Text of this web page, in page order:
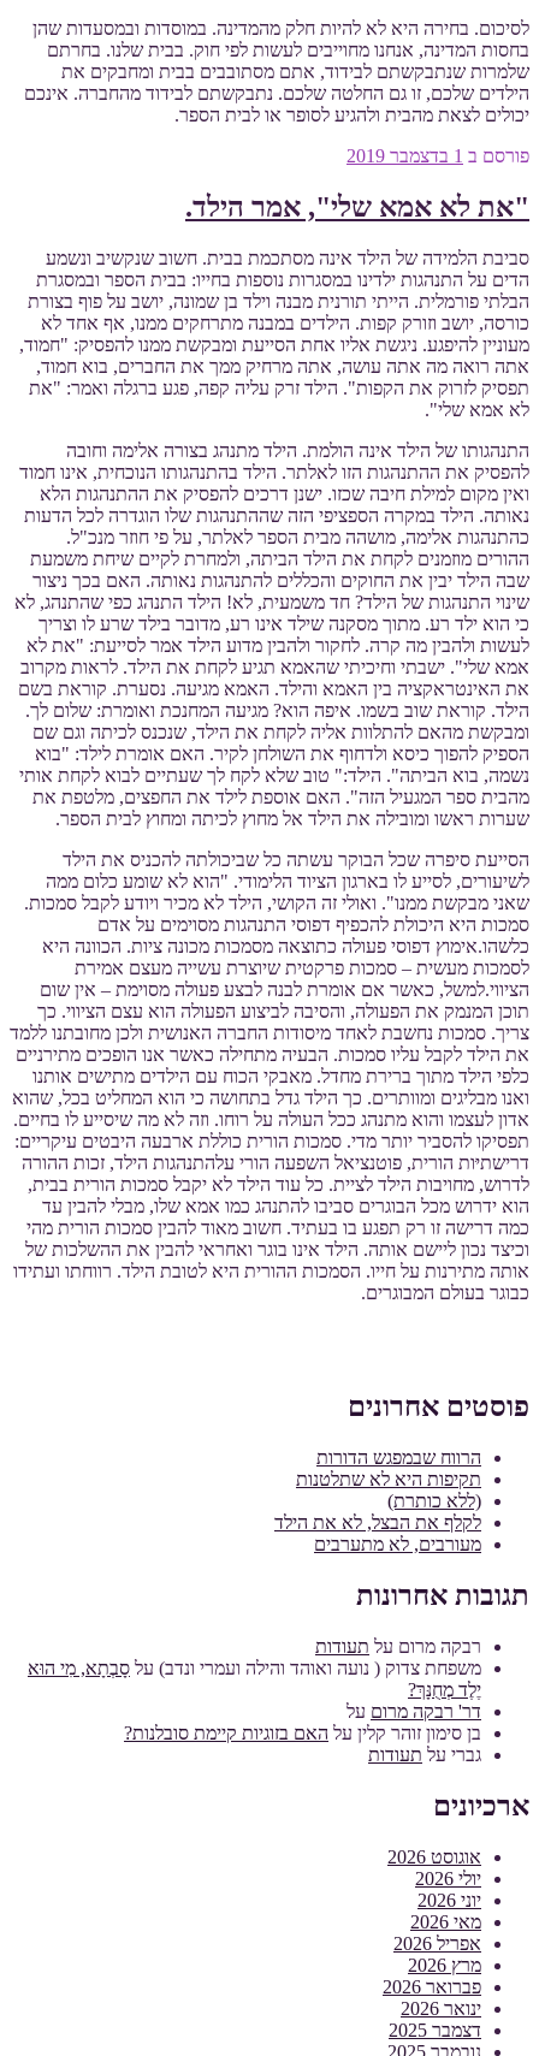
לסיכום. בחירה היא לא להיות חלק מהמדינה. במוסדות ובמסעדות שהן
בחסות המדינה, אנחנו מחוייבים לעשות לפי חוק. בבית שלנו. בחרתם
שלמרות שנתבקשתם לבידוד, אתם מסתובבים בבית ומחבקים את
הילדים שלכם, זו גם החלטה שלכם. נתבקשתם לבידוד מהחברה. אינכם
יכולים לצאת מהבית ולהגיע לסופר או לבית הספר.
פורסם ב 1 בדצמבר 2019
"את לא אמא שלי", אמר הילד.
סביבת הלמידה של הילד אינה מסתכמת בבית. חשוב שנקשיב ונשמע
הדים על התנהגות ילדינו במסגרות נוספות בחייו: בבית הספר ובמסגרת
הבלתי פורמלית. הייתי תורנית מבנה וילד בן שמונה, יושב על פוף בצורת
כורסה, יושב וזורק קפות. הילדים במבנה מתרחקים ממנו, אף אחד לא
מעוניין להיפגע. ניגשת אליו אחת הסייעת ומבקשת ממנו להפסיק: "חמוד,
אתה רואה מה אתה עושה, אתה מרחיק ממך את החברים, בוא חמוד,
תפסיק לזרוק את הקפות". הילד זרק עליה קפה, פגע ברגלה ואמר: "את
לא אמא שלי".
התנהגותו של הילד אינה הולמת. הילד מתנהג בצורה אלימה וחובה
להפסיק את ההתנהגות הזו לאלתר. הילד בהתנהגותו הנוכחית, אינו חמוד
ואין מקום למילת חיבה שכזו. ישנן דרכים להפסיק את ההתנהגות הלא
נאותה. הילד במקרה הספציפי הזה שההתנהגות שלו הוגדרה לכל הדעות
כהתנהגות אלימה, מושהה מבית הספר לאלתר, על פי חוזר מנכ"ל.
ההורים מוזמנים לקחת את הילד הביתה, ולמחרת לקיים שיחת משמעת
שבה הילד יבין את החוקים והכללים להתנהגות נאותה. האם בכך ניצור
שינוי התנהגות של הילד? חד משמעית, לא! הילד התנהג כפי שהתנהג, לא
כי הוא ילד רע. מתוך מסקנה שילד אינו רע, מדובר בילד שרע לו וצריך
לעשות ולהבין מה קרה. לחקור ולהבין מדוע הילד אמר לסייעת: "את לא
אמא שלי". ישבתי וחיכיתי שהאמא תגיע לקחת את הילד. לראות מקרוב
את האינטראקציה בין האמא והילד. האמא מגיעה. נסערת. קוראת בשם
הילד. קוראת שוב בשמו. איפה הוא? מגיעה המחנכת ואומרת: שלום לך.
ומבקשת מהאם להתלוות אליה לקחת את הילד, שנכנס לכיתה וגם שם
הספיק להפוך כיסא ולדחוף את השולחן לקיר. האם אומרת לילד: "בוא
נשמה, בוא הביתה". הילד:" טוב שלא לקח לך שעתיים לבוא לקחת אותי
מהבית ספר המגעיל הזה". האם אוספת לילד את החפצים, מלטפת את
שערות ראשו ומובילה את הילד אל מחוץ לכיתה ומחוץ לבית הספר.
הסייעת סיפרה שכל הבוקר עשתה כל שביכולתה להכניס את הילד
לשיעורים, לסייע לו בארגון הציוד הלימודי. "הוא לא שומע כלום ממה
שאני מבקשת ממנו". ואולי זה הקושי, הילד לא מכיר ויודע לקבל סמכות.
סמכות היא היכולת להכפיף דפוסי התנהגות מסוימים על אדם
כלשהו.אימוץ דפוסי פעולה כתוצאה מסמכות מכונה ציות. הכוונה היא
לסמכות מעשית – סמכות פרקטית שיוצרת עשייה מעצם אמירת
הציווי.למשל, כאשר אם אומרת לבנה לבצע פעולה מסוימת – אין שום
תוכן המנמק את הפעולה, והסיבה לביצוע הפעולה הוא עצם הציווי. כך
צריך. סמכות נחשבת לאחד מיסודות החברה האנושית ולכן מחובתנו ללמד
את הילד לקבל עליו סמכות. הבעיה מתחילה כאשר אנו הופכים מתירניים
כלפי הילד מתוך ברירת מחדל. מאבקי הכוח עם הילדים מתישים אותנו
ואנו מבליגים ומוותרים. כך הילד גדל בתחושה כי הוא המחליט בכל, שהוא
אדון לעצמו והוא מתנהג ככל העולה על רוחו. וזה לא מה שיסייע לו בחיים.
תפסיקו להסביר יותר מדי. סמכות הורית כוללת ארבעה היבטים עיקריים:
דרישתיּות הורית, פוטנציאל השפעה הורי עלהתנהגות הילד, זכות ההורה
לדרוש, מחויבות הילד לציית. כל עוד הילד לא יקבל סמכות הורית בבית,
הוא ידרוש מכל הבוגרים סביבו להתנהג כמו אמא שלו, מבלי להבין עד
כמה דרישה זו רק תפגע בו בעתיד. חשוב מאוד להבין סמכות הורית מהי
וכיצד נכון ליישם אותה. הילד אינו בוגר ואחראי להבין את ההשלכות של
אותה מתירנות על חייו. הסמכות ההורית היא לטובת הילד. רווחתו ועתידו
כבוגר בעולם המבוגרים.
פוסטים אחרונים
הרווח שבמפגש הדורות
תקיפות היא לא שתלטנות
(ללא כותרת)
לקלף את הבצל, לא את הילד
מעורבים, לא מתערבים
תגובות אחרונות
רבקה מרום על תעודות
משפחת צדוק ( נועה ואוהד והילה ועמרי ונדב) על סָבְתָא, מִי הוּא
יֶלֶד מְחֻנָּךְ?
דר' רבקה מרום על
בן סימון זוהר קלין על האם בזוגיות קיימת סובלנות?
גברי על תעודות
ארכיונים
אוגוסט 2026
יולי 2026
יוני 2026
מאי 2026
אפריל 2026
מרץ 2026
פברואר 2026
ינואר 2026
דצמבר 2025
נובמבר 2025